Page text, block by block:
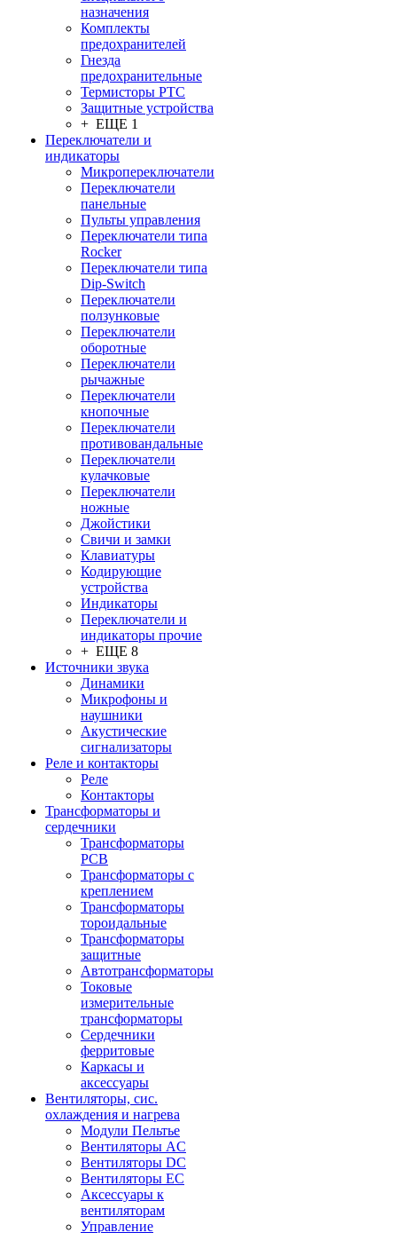
назначения
Комплекты
предохранителей
Гнезда
предохранительные
Термисторы PTC
Защитные устройства
+ ЕЩЕ 1
Переключатели и
индикаторы
Микропереключатели
Переключатели
панельные
Пульты управления
Переключатели типа
Rocker
Переключатели типа
Dip-Switch
Переключатели
ползунковые
Переключатели
оборотные
Переключатели
рычажные
Переключатели
кнопочные
Переключатели
противовандальные
Переключатели
кулачковые
Переключатели
ножные
Джойстики
Свичи и замки
Клавиатуры
Кодирующие
устройства
Индикаторы
Переключатели и
индикаторы прочие
+ ЕЩЕ 8
Источники звука
Динамики
Микрофоны и
наушники
Акустические
сигнализаторы
Реле и контакторы
Реле
Контакторы
Трансформаторы и
сердечники
Трансформаторы
PCB
Трансформаторы с
креплением
Трансформаторы
тороидальные
Трансформаторы
защитные
Автотрансформаторы
Токовые
измерительные
трансформаторы
Сердечники
ферритовые
Каркасы и
аксессуары
Вентиляторы, сис.
охлаждения и нагрева
Модули Пельтье
Вентиляторы AC
Вентиляторы DC
Вентиляторы EC
Аксессуары к
вентиляторам
Управление